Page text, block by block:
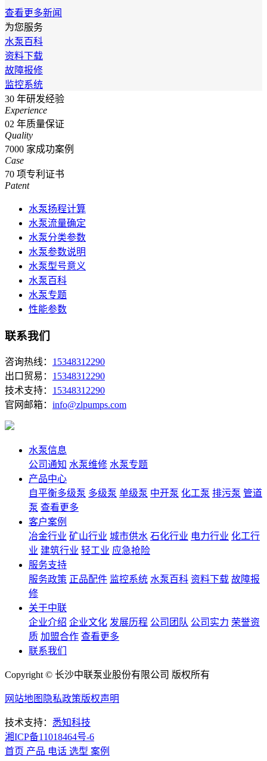
查看更多新闻
为您服务
水泵百科
资料下载
故障报修
监控系统
30 年研发经验
Experience
02 年质量保证
Quality
7000 家成功案例
Case
70 项专利证书
Patent
水泵扬程计算
水泵流量确定
水泵分类参数
水泵参数说明
水泵型号意义
水泵百科
水泵专题
性能参数
联系我们
咨询热线： 15348312290
出口贸易： 15348312290
技术支持： 15348312290
官网邮箱： info@zlpumps.com
水泵信息
公司通知 水泵维修 水泵专题
产品中心
自平衡多级泵 多级泵 单级泵 中开泵 化工泵 排污泵 管道
泵 查看更多
客户案例
冶金行业 矿山行业 城市供水 石化行业 电力行业 化工行
业 建筑行业 轻工业 应急抢险
服务支持
服务政策 正品配件 监控系统 水泵百科 资料下载 故障报
修
关于中联
企业介绍 企业文化 发展历程 公司团队 公司实力 荣誉资
质 加盟合作 查看更多
联系我们
Copyright © 长沙中联泵业股份有限公司 版权所有
网站地图 隐私政策版权声明
技术支持： 悉知科技
湘ICP备11018464号-6
首页 产品 电话 选型 案例